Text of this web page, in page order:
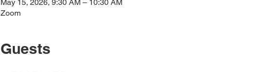
May 15, 2026, 9:30 AM – 10:30 AM
Zoom
Guests